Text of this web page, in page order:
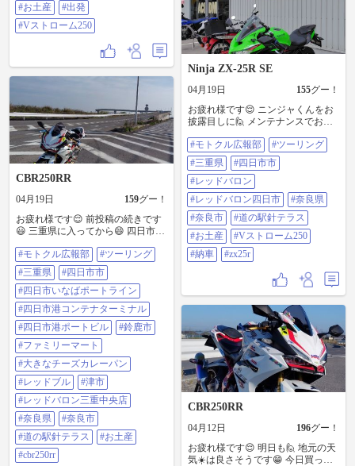
#お土産
#出発
#Vストローム250
CBR250RR
04月19日 159グー！
お疲れ様です😌 前投稿の続きです
😃 三重県に入ってから😄 四日市い
市港コンテナターミナルに入っ
て、四日市港ポートビルに行きま
した😆 鈴鹿市に入っからコンビニ
休憩をしました😊 大きなチーズカ
レーパンを食べ😁 レッドブルを注
入しました👍😉 次に、目的地のバ
イク屋さんに着いてから🙋 まずは
お土産を渡しました😆 ＃モトクル
広報部 ＃ツーリング ＃三重県 ＃四
日市市 ＃四日市いなばポートライ
ン ＃四日市港コンテナターミナル
＃四日市港ポートビル ＃鈴鹿市 ＃
ファミリーマート ＃大きなチーズ
カレーパン ＃レッドブル ＃津市 ＃
レッドバロン三重中央店 ＃奈良県
＃奈良市 ＃道の駅針テラス ＃お土
産 ＃cbr250rr
#モトクル広報部
#ツーリング
#三重県
#四日市市
#四日市いなばポートライン
#四日市港コンテナターミナル
#四日市港ポートビル
#鈴鹿市
#ファミリーマート
#大きなチーズカレーパン
#レッドブル
#津市
#レッドバロン三重中央店
#奈良県
#奈良市
#道の駅針テラス
#お土産
#cbr250rr
Ninja ZX-25R SE
04月19日 155グー！
お疲れ様です😌 ニンジャくんをお
披露目しに🙋 メンテナンスでお世
って😄 Vストくんで走りに行った
時のお土産を渡して来ました😁 ＃
モトクル広報部 ＃ツーリング ＃三
重県 ＃四日市市 ＃レッドバロン ＃
レッドバロン四日市 ＃奈良県 ＃奈
良市 ＃道の駅針テラス ＃お土産 ＃
Vストローム250 ＃納車 ＃zx25r
#モトクル広報部
#ツーリング
#三重県
#四日市市
#レッドバロン
#レッドバロン四日市
#奈良県
#奈良市
#道の駅針テラス
#お土産
#Vストローム250
#納車
#zx25r
CBR250RR
04月12日 196グー！
お疲れ様です😌 明日も🙋 地元の天
気☀️は良さそうです😁 今日買った